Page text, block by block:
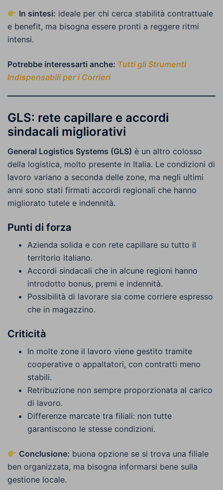
In sintesi: ideale per chi cerca stabilità contrattuale
e benefit, ma bisogna essere pronti a reggere ritmi
intensi.
Potrebbe interessarti anche: Tutti gli Strumenti
Indispensabili per i Corrieri
GLS: rete capillare e accordi
sindacali migliorativi
General Logistics Systems (GLS) è un altro colosso
della logistica, molto presente in Italia. Le condizioni di
lavoro variano a seconda delle zone, ma negli ultimi
anni sono stati firmati accordi regionali che hanno
migliorato tutele e indennità.
Punti di forza
Azienda solida e con rete capillare su tutto il
territorio italiano.
Accordi sindacali che in alcune regioni hanno
introdotto bonus, premi e indennità.
Possibilità di lavorare sia come corriere espresso
che in magazzino.
Criticità
In molte zone il lavoro viene gestito tramite
cooperative o appaltatori, con contratti meno
stabili.
Retribuzione non sempre proporzionata al carico
di lavoro.
Differenze marcate tra filiali: non tutte
garantiscono le stesse condizioni.
Conclusione: buona opzione se si trova una filiale
ben organizzata, ma bisogna informarsi bene sulla
gestione locale.